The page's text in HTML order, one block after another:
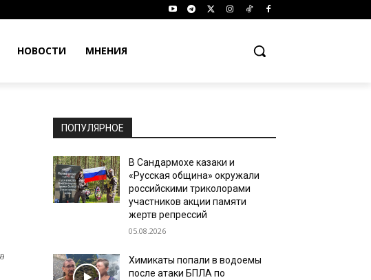
НОВОСТИ МНЕНИЯ
ПОПУЛЯРНОЕ
В Сандармохе казаки и
«Русская община» окружали
российскими триколорами
участников акции памяти
жертв репрессий
05.08.2026
Химикаты попали в водоемы
после атаки БПЛА по